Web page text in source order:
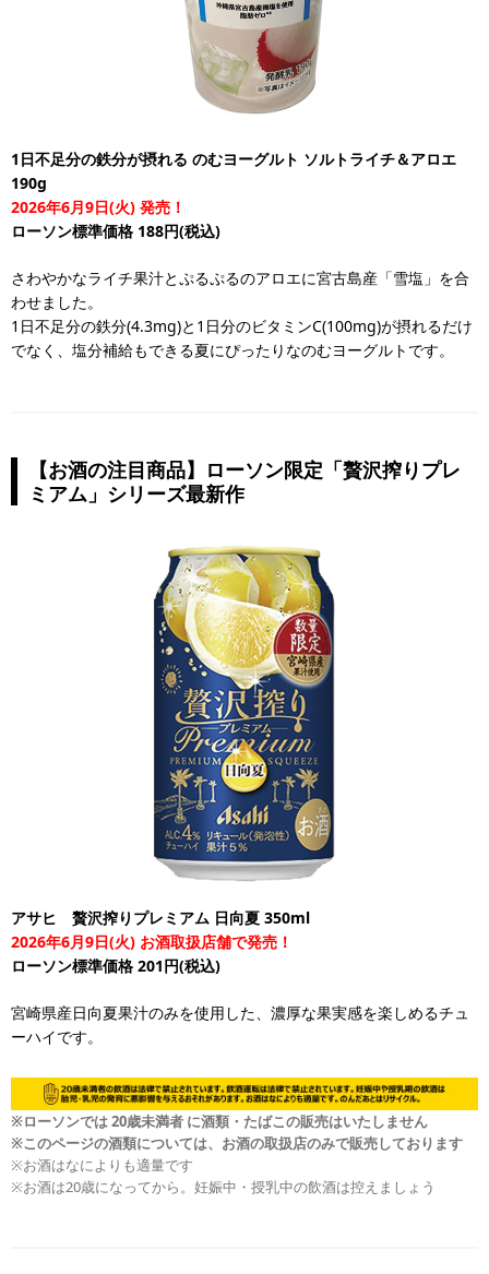
1日不足分の鉄分が摂れる のむヨーグルト ソルトライチ＆アロエ
190g
2026年6月9日(火) 発売！
ローソン標準価格 188円(税込)
さわやかなライチ果汁とぷるぷるのアロエに宮古島産「雪塩」を合
わせました。
1日不足分の鉄分(4.3mg)と1日分のビタミンC(100mg)が摂れるだけ
でなく、塩分補給もできる夏にぴったりなのむヨーグルトです。
【お酒の注目商品】ローソン限定「贅沢搾りプレ
ミアム」シリーズ最新作
アサヒ 贅沢搾りプレミアム 日向夏 350ml
2026年6月9日(火) お酒取扱店舗で発売！
ローソン標準価格 201円(税込)
宮崎県産日向夏果汁のみを使用した、濃厚な果実感を楽しめるチュ
ーハイです。
※ローソンでは 20歳未満者 に酒類・たばこの販売はいたしません
※このページの酒類については、お酒の取扱店のみで販売しております
※お酒はなによりも適量です
※お酒は20歳になってから。妊娠中・授乳中の飲酒は控えましょう